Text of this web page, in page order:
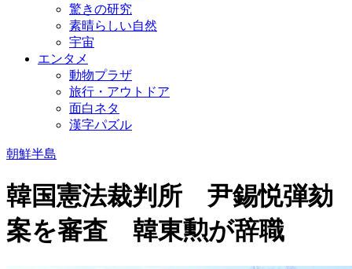
驚きの研究
素晴らしい自然
宇宙
エンタメ
動物プラザ
旅行・アウトドア
面白ネタ
漢字パズル
朝鮮半島
韓国憲法裁判所 尹錫悦弾劾
案を審査 韓東勲が辞職